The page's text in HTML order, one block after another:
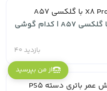
مقایسه گوشی پوکو X8 Pro با گلکسی A57 | کدام گوشی
بازدید 40
از من بپرسید